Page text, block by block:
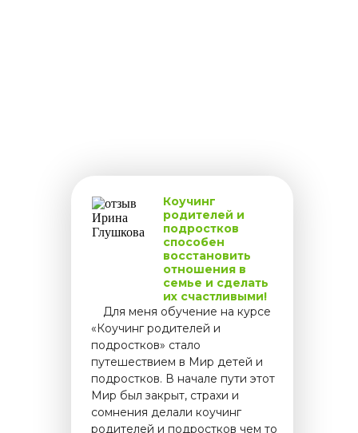
Для меня обучение на курсе
«Коучинг родителей и
подростков» стало
путешествием в Мир детей и
подростков. В начале пути этот
Мир был закрыт, страхи и
сомнения делали коучинг
родителей и подростков чем то
Коучинг
родителей и
подростков
способен
восстановить
отношения в
семье и сделать
их счастливыми!